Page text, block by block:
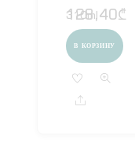
310ml
128,40₾
В КОРЗИНУ
Share